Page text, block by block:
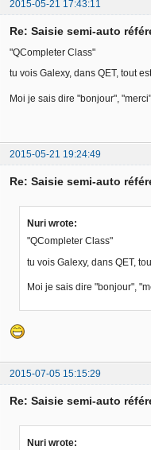
2015-05-21 17:43:11
Re: Saisie semi-auto
"QCompleter Class"
tu vois Galexy, dans QET, tout
Moi je sais dire "bonjour",
2015-05-21 19:24:49
Re: Saisie semi-auto
Nuri wrote:
"QCompleter Class"
tu vois Galexy, dans QET,
Moi je sais dire "bonjour",
2015-07-05 15:15:29
Re: Saisie semi-auto
Nuri wrote: